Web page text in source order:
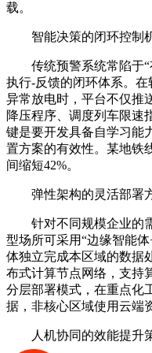
载。
智能决策的闭环控制
传统预警系统常陷于
执行-反馈的闭环体系。
异常放电时，平台不仅推
降压程序、调度列车限速
键是要开发具备自学习能
置方案的有效性。某地铁
间缩短42%。
弹性架构的灵活部署
针对不同规模企业的
型场所可采用“边缘智能
体独立完成本区域的数据
布式计算节点网络，支持
分层部署模式，在重点化
据，非核心区域使用云端
人机协同的效能提升